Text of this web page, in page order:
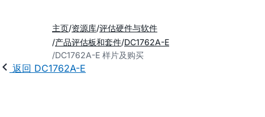
主页 资源库 评估硬件与软件
产品评估板和套件 DC1762A-E
DC1762A-E 样片及购买
返回 DC1762A-E